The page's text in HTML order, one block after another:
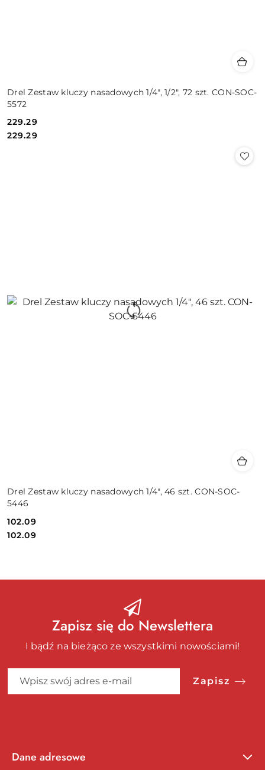
Drel Zestaw kluczy nasadowych 1/4", 1/2", 72 szt. CON-SOC-
5572
Cena:
229.29
Cena:
229.29
Drel Zestaw kluczy nasadowych 1/4", 46 szt. CON-SOC-
5446
Cena:
102.09
Cena:
102.09
Zapisz się do Newslettera
I bądź na bieżąco ze wszystkimi nowościami!
Zapisz
Dane adresowe